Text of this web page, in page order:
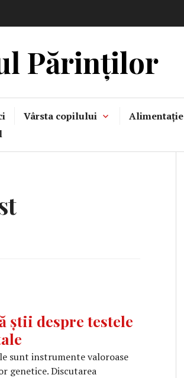
Părinților
Vârsta copilului Alimentație
știi despre testele
sunt instrumente valoroase
genetice. Discutarea